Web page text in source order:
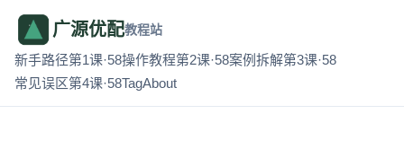
广源优配教程站
新手路径第1课·58操作教程第2课·58案例拆解第3课·58
常见误区第4课·58TagAbout